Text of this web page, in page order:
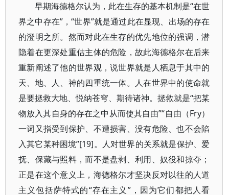
早期海德格尔认为，此在生存的基本机制是“在世
界之中存在”，“世界”就是通过此在显现、出场的存在
的澄明之所。然而对此在生存的优先地位的强调，潜
隐着在更深处重估主体的危险，故此海德格尔在后来
重新阐述了他的世界观，说世界就是人栖息于其中的
天、地、人、神的四重统一体。人在世界中的使命就
是要拯救大地、悦纳苍穹、期待诸神。拯救就是“把某
物放入其自身的存在之中从而使其自由”“自由（Fry）
一词又指受到保护、不遭损害、没有危险、也不会陷
入其它某种困境”[19]。人对世界的关系就是保护、爱
抚、保藏与照料，而不是盘剥、利用、奴役和掠夺；
正是在这个意义上，海德格尔才坚决反对以往的人道
主义包括萨特式的“存在主义”，因为它们都把人看